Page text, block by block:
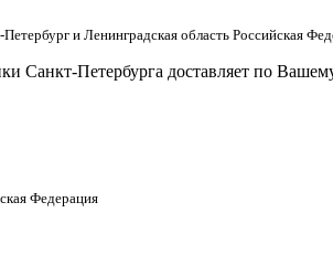
и Ленинградская область Российская
Санкт-Петербурга доставляет по
Федерация